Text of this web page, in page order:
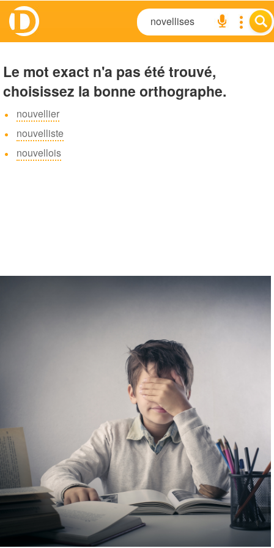
Le mot exact n'a pas été trouvé,
choisissez la bonne orthographe.
nouvellier
nouvelliste
nouvellois